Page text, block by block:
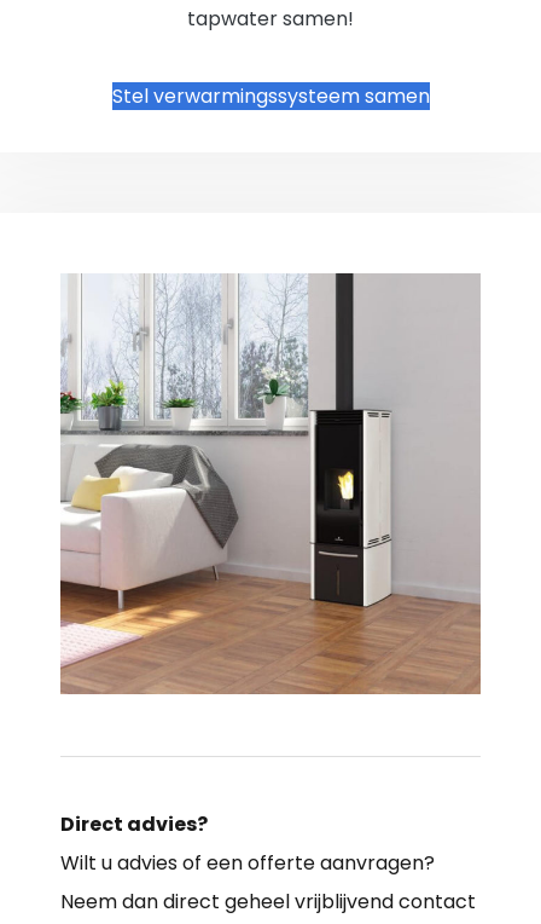
tapwater samen!
Stel verwarmingssysteem samen
Direct advies?
Wilt u advies of een offerte aanvragen?
Neem dan direct geheel vrijblijvend contact